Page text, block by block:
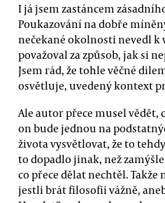
I já jsem zastáncem
Poukazování na dobře
nečekané okolnosti nevedl k
považoval za způsob, jak si
Jsem rád, že tohle věčné
osvětluje, uvedený kontext
Ale autor přece musel vědět,
on bude jednou na
života vysvětlovat, že to
to dopadlo jinak, než
co přece dělat nechtěl.
jestli brát filosofii vážně,